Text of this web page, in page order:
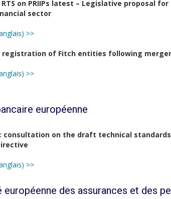
on PRIIPs latest – Legislative proposal
sector
>>
registration of Fitch entities following
>>
européenne
consultation on the draft technical
>>
européenne des assurances et des